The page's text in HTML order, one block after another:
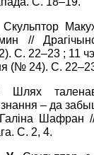
Скульптор
//
С. 22–23 ; 11
(№ 24). С.
Шлях
– да
Шафран //
С. 2, 4.